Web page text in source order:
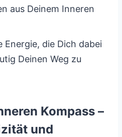
aus Deinem Inneren
Energie, die Dich dabei
Deinen Weg zu
Kompass –
und